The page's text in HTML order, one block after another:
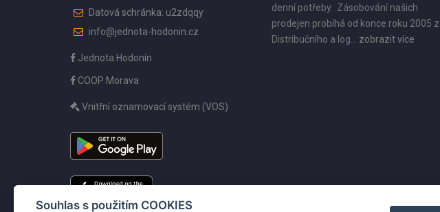
Datová schránka: u2zdqqy
info@jednota-hodonin.cz
Jednota Hodonín
COOP Morava
Vnitřní oznamovací systém (VOS)
denní potřeby. Zásobování našich
prodejen probíhá od konce roku 2005 z
Distribučního a log... zobrazit více
Souhlas s použitím COOKIES